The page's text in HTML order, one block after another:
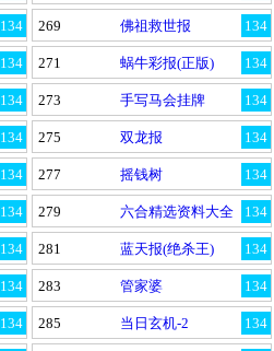
134 134
269 佛祖救世报
134 134
271 蜗牛彩报(正版)
134 134
273 手写马会挂牌
134 134
275 双龙报
134 134
277 摇钱树
134 134
279 六合精选资料大全
134 134
281 蓝天报(绝杀王)
134 134
283 管家婆
134 134
285 当日玄机-2